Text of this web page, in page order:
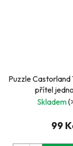
Puzzle Castorland
přítel
Skladem
99